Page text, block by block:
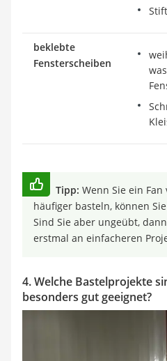
beklebte
Fensterscheiben
Tipp: Wenn Sie ein
häufiger basteln, können
Sind Sie aber ungeübt,
erstmal an einfacheren
4. Welche Bastelprojekte
besonders gut geeignet?